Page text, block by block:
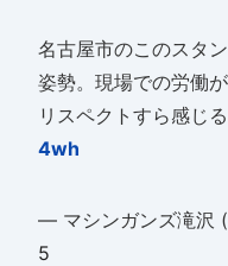
名古屋市のこのスタ
姿勢。現場での労働
リスペクトすら感じる
4wh
— マシンガンズ滝沢
5